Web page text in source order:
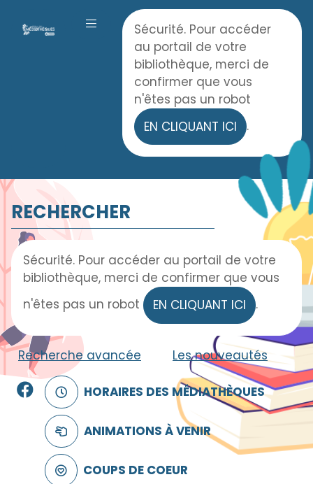
Accueil
OUVRIR LE MENU
Sécurité. Pour accéder
au portail de votre
bibliothèque, merci de
confirmer que vous
n'êtes pas un robot
EN CLIQUANT ICI
.
FacebookHORAIRES DES MÉDIATHÈQUES
ANIMATIONS À VENIR
COUPS DE COEUR
RECHERCHER
Sécurité. Pour accéder au portail de votre
bibliothèque, merci de confirmer que vous
n'êtes pas un robot
EN CLIQUANT ICI .
Recherche avancée Les nouveautés
Panneau de gestion des cookies